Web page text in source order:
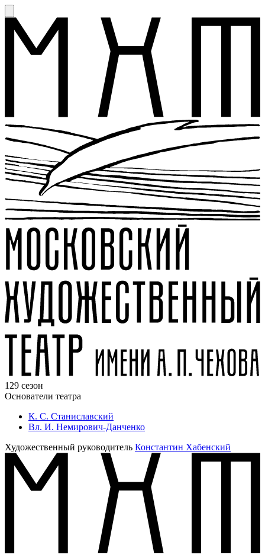
129 сезон
Основатели театра
К. С. Станиславский
Вл. И. Немирович-Данченко
Художественный руководитель Константин Хабенский